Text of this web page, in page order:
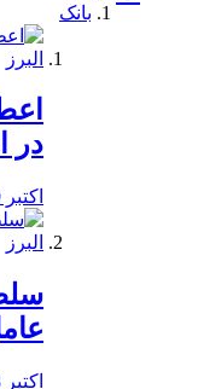
بانک
در
اکتبر 19, 2019
اکتبر 18, 2019